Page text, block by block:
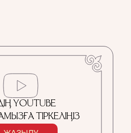
YOUTUBE
ТІРКЕЛІҢІЗ